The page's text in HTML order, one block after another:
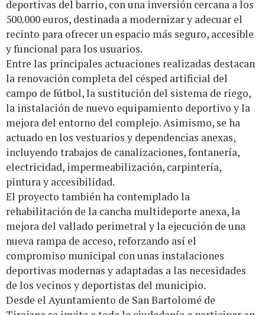
deportivas del barrio, con una inversión cercana a los
500.000 euros, destinada a modernizar y adecuar el
recinto para ofrecer un espacio más seguro, accesible
y funcional para los usuarios.
Entre las principales actuaciones realizadas destacan
la renovación completa del césped artificial del
campo de fútbol, la sustitución del sistema de riego,
la instalación de nuevo equipamiento deportivo y la
mejora del entorno del complejo. Asimismo, se ha
actuado en los vestuarios y dependencias anexas,
incluyendo trabajos de canalizaciones, fontanería,
electricidad, impermeabilización, carpintería,
pintura y accesibilidad.
El proyecto también ha contemplado la
rehabilitación de la cancha multideporte anexa, la
mejora del vallado perimetral y la ejecución de una
nueva rampa de acceso, reforzando así el
compromiso municipal con unas instalaciones
deportivas modernas y adaptadas a las necesidades
de los vecinos y deportistas del municipio.
Desde el Ayuntamiento de San Bartolomé de